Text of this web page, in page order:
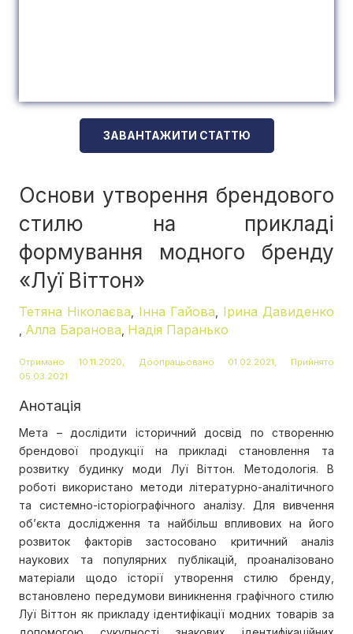
ЗАВАНТАЖИТИ СТАТТЮ
Основи утворення брендового
стилю на прикладі
формування модного бренду
«Луї Віттон»
Тетяна Ніколаєва Інна Гайова Ірина Давиденко
Алла Баранова Надія Паранько
Отримано 10.11.2020, Доопрацьовано 01.02.2021, Прийнято
05.03.2021
Анотація
Мета – дослідити історичний досвід по створенню
брендової продукції на прикладі становлення та
розвитку будинку моди Луї Віттон. Методологія. В
роботі використано методи літературно-аналітичного
та системно-історіографічного аналізу. Для вивчення
об’єкта дослідження та найбільш впливових на його
розвиток факторів застосовано критичний аналіз
наукових та популярних публікацій, проаналізовано
матеріали щодо історії утворення стилю бренду,
встановлено передумови виникнення графічного стилю
Луї Віттон як прикладу ідентифікації модних товарів за